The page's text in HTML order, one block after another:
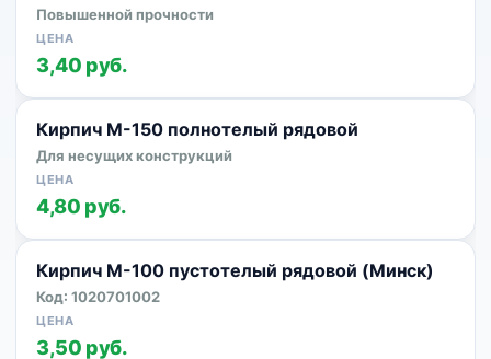
Повышенной прочности
3,40 руб.
Кирпич М-150 полнотелый рядовой
Для несущих конструкций
4,80 руб.
Кирпич М-100 пустотелый рядовой (Минск)
Код: 1020701002
3,50 руб.